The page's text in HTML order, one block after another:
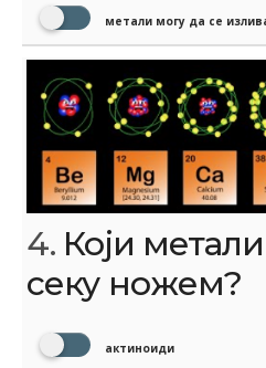
метали могу да се
4. Који
секу ножем?
актиноиди